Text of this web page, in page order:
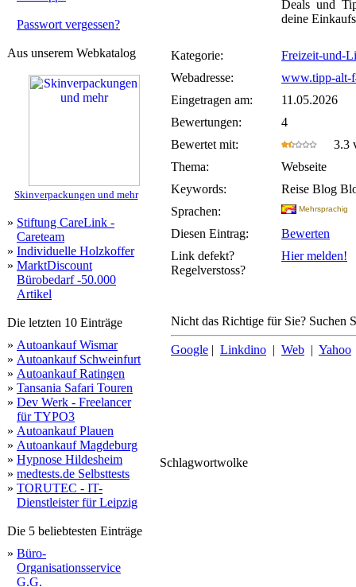
Passwort vergessen?
Aus unserem Webkatalog
Skinverpackungen und mehr
» Stiftung CareLink -
Careteam
» Individuelle Holzkoffer
» MarktDiscount
Bürobedarf -50.000
Artikel
Die letzten 10 Einträge
» Autoankauf Wismar
» Autoankauf Schweinfurt
» Autoankauf Ratingen
» Tansania Safari Touren
» Dev Werk - Freelancer
für TYPO3
» Autoankauf Plauen
» Autoankauf Magdeburg
» Hypnose Hildesheim
» medtests.de Selbsttests
» TORUTEC - IT-
Dienstleister für Leipzig
Die 5 beliebtesten Einträge
» Büro-
Organisationsservice
G.G.
Deals und
deine
Kategorie:
Freizeit-und-
Webadresse:
www.tipp-alt-
Eingetragen am:
11.05.2026
Bewertungen:
4
Bewertet mit:
3.3
Thema:
Webseite
Keywords:
Reise Blog
Sprachen:
Mehrsprachig
Diesen Eintrag:
Bewerten
Link defekt?
Regelverstoss?
Hier melden!
Nicht das Richtige für Sie? Suchen
Google | Linkdino | Web | Yahoo
Schlagwortwolke